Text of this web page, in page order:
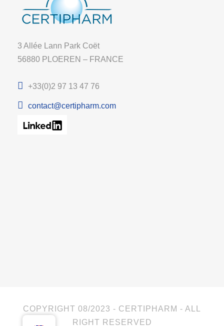
3 Allée Lann Park Coët
56880 PLOEREN – FRANCE
+33(0)2 97 13 47 76
contact@certipharm.com
COPYRIGHT 08/2023 - CERTIPHARM - ALL
RIGHT RESERVED